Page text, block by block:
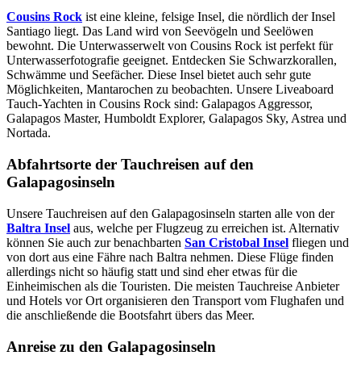
Cousins Rock ist eine kleine, felsige Insel, die nördlich der Insel
Santiago liegt. Das Land wird von Seevögeln und Seelöwen
bewohnt. Die Unterwasserwelt von Cousins Rock ist perfekt für
Unterwasserfotografie geeignet. Entdecken Sie Schwarzkorallen,
Schwämme und Seefächer. Diese Insel bietet auch sehr gute
Möglichkeiten, Mantarochen zu beobachten. Unsere Liveaboard
Tauch-Yachten in Cousins Rock sind: Galapagos Aggressor,
Galapagos Master, Humboldt Explorer, Galapagos Sky, Astrea und
Nortada.
Abfahrtsorte der Tauchreisen auf den
Galapagosinseln
Unsere Tauchreisen auf den Galapagosinseln starten alle von der
Baltra Insel aus, welche per Flugzeug zu erreichen ist. Alternativ
können Sie auch zur benachbarten San Cristobal Insel fliegen und
von dort aus eine Fähre nach Baltra nehmen. Diese Flüge finden
allerdings nicht so häufig statt und sind eher etwas für die
Einheimischen als die Touristen. Die meisten Tauchreise Anbieter
und Hotels vor Ort organisieren den Transport vom Flughafen und
die anschließende die Bootsfahrt übers das Meer.
Anreise zu den Galapagosinseln